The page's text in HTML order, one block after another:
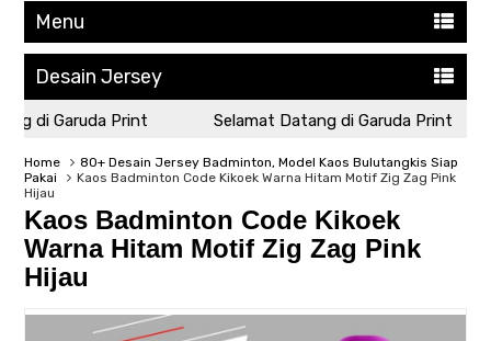
Menu
Desain Jersey
di Garuda Print Selamat Datang di Garuda Print
Home
80+ Desain Jersey Badminton, Model Kaos Bulutangkis Siap
Pakai
Kaos Badminton Code Kikoek Warna Hitam Motif Zig Zag Pink
Hijau
Kaos Badminton Code Kikoek
Warna Hitam Motif Zig Zag Pink
Hijau